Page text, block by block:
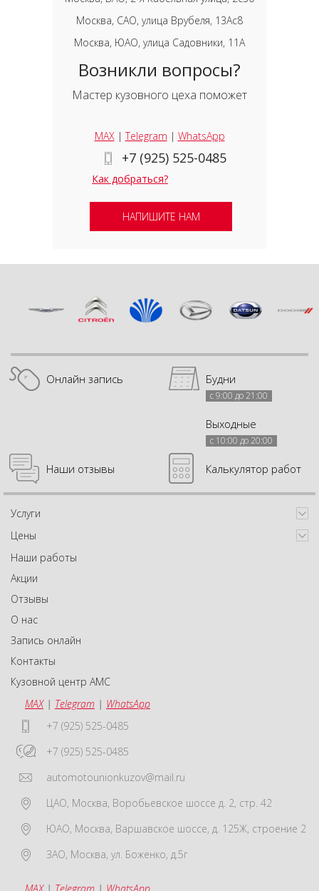
Москва, САО, улица Врубеля, 13Ас8
Москва, ЮАО, улица Садовники, 11А
Возникли вопросы?
Мастер кузовного цеха поможет
MAX|Telegram | WhatsApp
+7 (925) 525-0485
Как добраться?
НАПИШИТЕ НАМ
Онлайн запись Будни
с 9:00 до 21:00
Выходные
с 10:00 до 20:00
Наши отзывы Калькулятор работ
Услуги
Цены
Наши работы
Акции
Отзывы
О нас
Запись онлайн
Контакты
Кузовной центр АМС
MAX| Telegram | WhatsApp
+7 (925) 525-0485
+7 (925) 525-0485
automotounionkuzov@mail.ru
ЦАО, Москва, Воробьевское шоссе д. 2, стр. 42
ЮАО, Москва, Варшавское шоссе, д. 125Ж, строение 2
ЗАО, Москва, ул. Боженко, д.5г